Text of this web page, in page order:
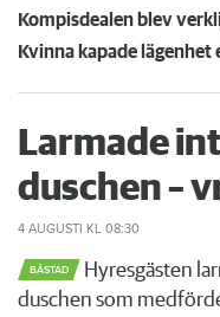
Larmade
duschen –
4 AUGUSTI KL 08:30
BÅSTAD
Hyresgästen
duschen som